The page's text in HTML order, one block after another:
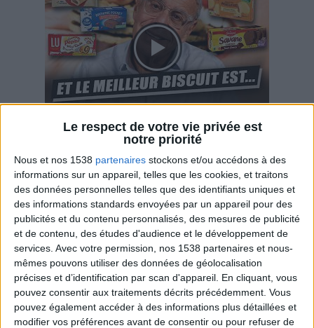
Le respect de votre vie privée est
notre priorité
Nous et nos 1538 partenaires stockons et/ou accédons à des
informations sur un appareil, telles que les cookies, et traitons
des données personnelles telles que des identifiants uniques et
des informations standards envoyées par un appareil pour des
publicités et du contenu personnalisés, des mesures de publicité
et de contenu, des études d'audience et le développement de
services. Avec votre permission, nos 1538 partenaires et nous-
mêmes pouvons utiliser des données de géolocalisation
précises et d’identification par scan d'appareil. En cliquant, vous
pouvez consentir aux traitements décrits précédemment. Vous
pouvez également accéder à des informations plus détaillées et
modifier vos préférences avant de consentir ou pour refuser de
Savane, LU, Pepito, Harrys... Que valent vraiment
ces gâteaux ?
Webinaires en direct Voir tout